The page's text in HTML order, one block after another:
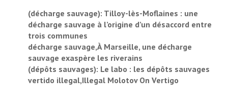
(décharge sauvage): Tilloy-lès-Moflaines : une
décharge sauvage à l’origine d’un désaccord entre
trois communes
décharge sauvage,À Marseille, une décharge
sauvage exaspère les riverains
(dépôts sauvages): Le labo : les dépôts sauvages
vertido illegal,Illegal Molotov On Vertigo